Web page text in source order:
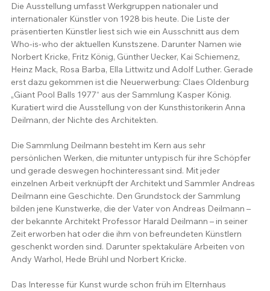
Die Ausstellung umfasst Werkgruppen nationaler und
internationaler Künstler von 1928 bis heute. Die Liste der
präsentierten Künstler liest sich wie ein Ausschnitt aus dem
Who-is-who der aktuellen Kunstszene. Darunter Namen wie
Norbert Kricke, Fritz König, Günther Uecker, Kai Schiemenz,
Heinz Mack, Rosa Barba, Ella Littwitz und Adolf Luther. Gerade
erst dazu gekommen ist die Neuerwerbung: Claes Oldenburg
„Giant Pool Balls 1977“ aus der Sammlung Kasper König.
Kuratiert wird die Ausstellung von der Kunsthistorikerin Anna
Deilmann, der Nichte des Architekten.
Die Sammlung Deilmann besteht im Kern aus sehr
persönlichen Werken, die mitunter untypisch für ihre Schöpfer
und gerade deswegen hochinteressant sind. Mit jeder
einzelnen Arbeit verknüpft der Architekt und Sammler Andreas
Deilmann eine Geschichte. Den Grundstock der Sammlung
bilden jene Kunstwerke, die der Vater von Andreas Deilmann –
der bekannte Architekt Professor Harald Deilmann – in seiner
Zeit erworben hat oder die ihm von befreundeten Künstlern
geschenkt worden sind. Darunter spektakuläre Arbeiten von
Andy Warhol, Hede Brühl und Norbert Kricke.
Das Interesse für Kunst wurde schon früh im Elternhaus